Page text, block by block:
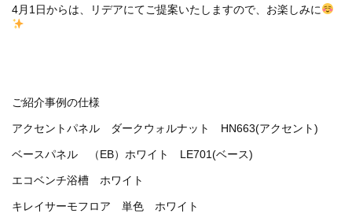
4月1日からは、リデアにてご提案いたしますので、お楽しみに
ご紹介事例の仕様
アクセントパネル ダークウォルナット HN663(アクセント)
ベースパネル （EB）ホワイト LE701(ベース)
エコベンチ浴槽 ホワイト
キレイサーモフロア 単色 ホワイト